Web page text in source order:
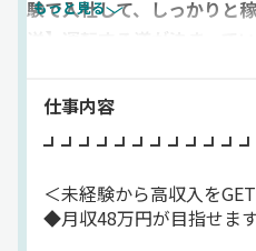
験で入社して、しっかりと
送】運転する道が決まって
も少なく、スイスイ運転で
もっと見る
仕事内容
＜未経験から高収入を
◆月収48万円が目指せま